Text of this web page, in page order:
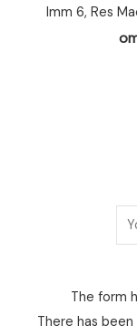
Imm 6, Res
The form
There has